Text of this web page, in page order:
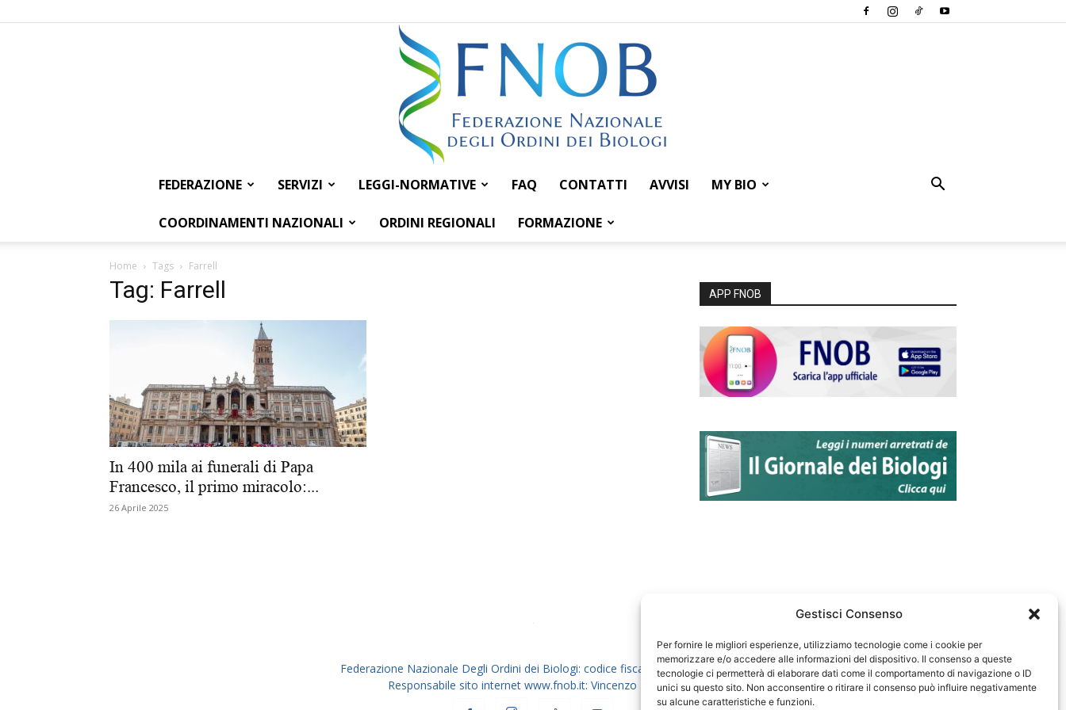
Gestisci Consenso
Per fornire le migliori esperienze, utilizziamo tecnologie come i cookie per
memorizzare e/o accedere alle informazioni del dispositivo. Il consenso a queste
tecnologie ci permetterà di elaborare dati come il comportamento di navigazione o ID
unici su questo sito. Non acconsentire o ritirare il consenso può influire negativamente
su alcune caratteristiche e funzioni.
Federazione
dei
FEDERAZIONE SERVIZI LEGGI-NORMATIVE FAQ CONTATTI AVVISI MY BIO
COORDINAMENTI NAZIONALI ORDINI REGIONALI FORMAZIONE
Home Tags Farrell
Tag: Farrell
In 400 mila ai funerali di Papa
Francesco, il primo miracolo:...
26 Aprile 2025
APP FNOB
Federazione Nazionale Degli Ordini dei Biologi: codice fiscale 80069130583
Responsabile sito internet www.fnob.it: Vincenzo D'Anna